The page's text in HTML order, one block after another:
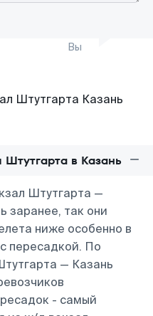
Вы
в Казань
Штутгарта —
заранее, так они
ниже особенно в
пересадкой. По
— Казань
- самый